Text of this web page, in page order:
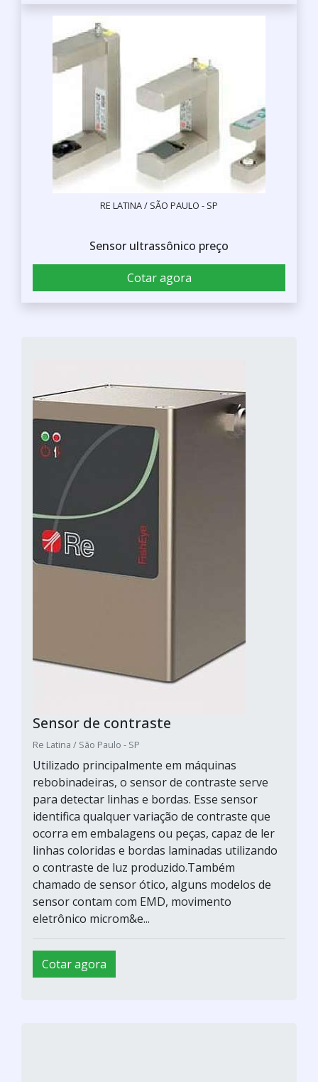
RE LATINA / SÃO PAULO - SP
Sensor ultrassônico preço
Cotar agora
Sensor de contraste
Re Latina / São Paulo - SP
Utilizado principalmente em máquinas
rebobinadeiras, o sensor de contraste serve
para detectar linhas e bordas. Esse sensor
identifica qualquer variação de contraste que
ocorra em embalagens ou peças, capaz de ler
linhas coloridas e bordas laminadas utilizando
o contraste de luz produzido.Também
chamado de sensor ótico, alguns modelos de
sensor contam com EMD, movimento
eletrônico microm&e...
Cotar agora